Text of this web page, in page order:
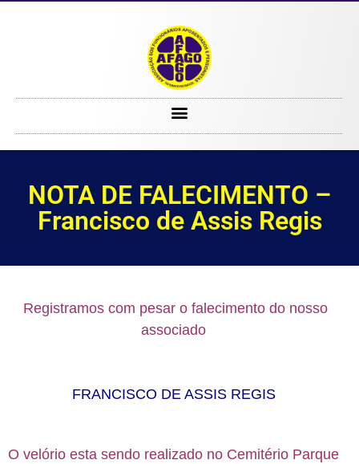
NOTA DE FALECIMENTO –
Francisco de Assis Regis
Registramos com pesar o falecimento do nosso
associado
FRANCISCO DE ASSIS REGIS
O velório esta sendo realizado no Cemitério Parque